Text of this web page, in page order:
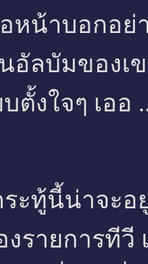
หน้าบอกอ
อัลบัมของเ
ตั้งใจๆ เออ
ระทู้นี้น่าจะอ
งรายการที